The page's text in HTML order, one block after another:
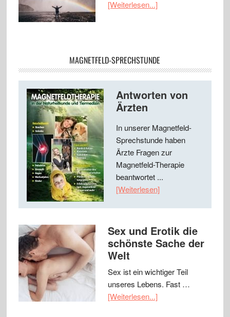
[Weiterlesen...]
MAGNETFELD-SPRECHSTUNDE
Antworten von
Ärzten
In unserer Magnetfeld-
Sprechstunde haben
Ärzte Fragen zur
Magnetfeld-Therapie
beantwortet ...
[Weiterlesen]
Sex und Erotik die
schönste Sache der
Welt
Sex ist ein wichtiger Teil
unseres Lebens. Fast …
[Weiterlesen...]